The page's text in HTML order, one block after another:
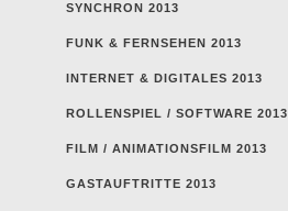
SYNCHRON 2013
FUNK & FERNSEHEN 2013
INTERNET & DIGITALES 2013
ROLLENSPIEL / SOFTWARE 2013
FILM / ANIMATIONSFILM 2013
GASTAUFTRITTE 2013